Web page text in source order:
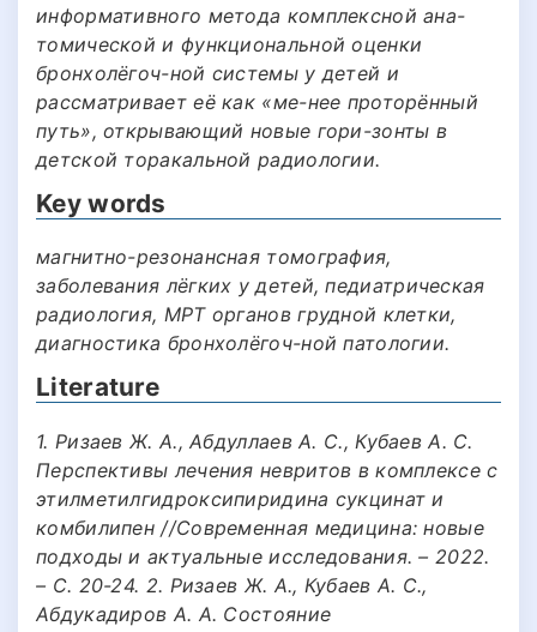
информативного метода комплексной ана-
томической и функциональной оценки
бронхолёгоч-ной системы у детей и
рассматривает её как «ме-нее проторённый
путь», открывающий новые гори-зонты в
детской торакальной радиологии.
Key words
магнитно-резонансная томография,
заболевания лёгких у детей, педиатрическая
радиология, МРТ органов грудной клетки,
диагностика бронхолёгоч-ной патологии.
Literature
1. Ризаев Ж. А., Абдуллаев А. С., Кубаев А. С.
Перспективы лечения невритов в комплексе с
этилметилгидроксипиридина сукцинат и
комбилипен //Современная медицина: новые
подходы и актуальные исследования. – 2022.
– С. 20-24. 2. Ризаев Ж. А., Кубаев А. С.,
Абдукадиров А. А. Состояние